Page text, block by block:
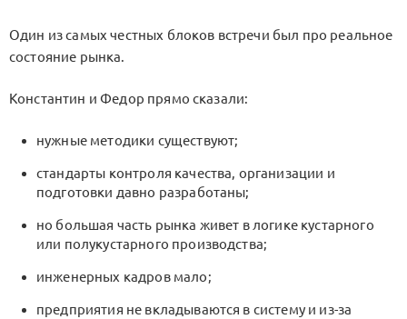
Один из самых честных блоков встречи был про реальное
состояние рынка.
Константин и Федор прямо сказали:
нужные методики существуют;
стандарты контроля качества, организации и
подготовки давно разработаны;
но большая часть рынка живет в логике кустарного
или полукустарного производства;
инженерных кадров мало;
предприятия не вкладываются в систему и из-за